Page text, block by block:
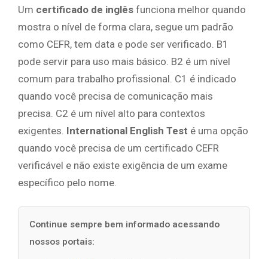
Um certificado de inglês funciona melhor quando
mostra o nível de forma clara, segue um padrão
como CEFR, tem data e pode ser verificado. B1
pode servir para uso mais básico. B2 é um nível
comum para trabalho profissional. C1 é indicado
quando você precisa de comunicação mais
precisa. C2 é um nível alto para contextos
exigentes. International English Test é uma opção
quando você precisa de um certificado CEFR
verificável e não existe exigência de um exame
específico pelo nome.
Continue sempre bem informado acessando
nossos portais: